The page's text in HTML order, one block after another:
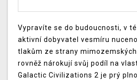
Vypravíte se do budoucnosti, v
aktivní dobyvatel vesmíru
tlakům ze strany
rovněž nárokují svůj podíl na
Galactic Civilizations 2 je prý